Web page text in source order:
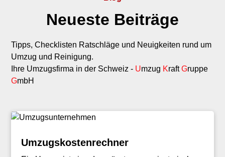
Neueste Beiträge
Tipps, Checklisten Ratschläge und Neuigkeiten rund um
Umzug und Reinigung.
Ihre Umzugsfirma in der Schweiz - Umzug KraftGruppe
GmbH
Umzugskostenrechner